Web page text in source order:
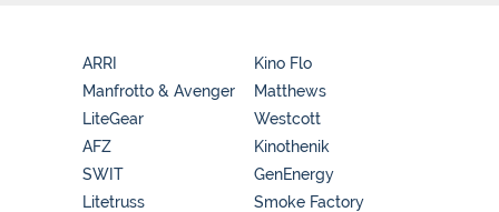
ARRI
Manfrotto & Avenger
LiteGear
AFZ
SWIT
Litetruss
Kino Flo
Matthews
Westcott
Kinothenik
GenEnergy
Smoke Factory